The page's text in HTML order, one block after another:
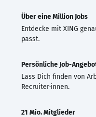
Über eine Million Jobs
Entdecke mit XING
passt.
Persönliche Job-
Lass Dich finden von
Recruiter·innen.
21 Mio. Mitglieder